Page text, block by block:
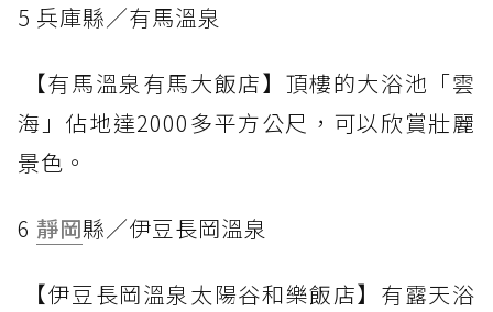
5 兵庫縣／有馬溫泉
【有馬溫泉有馬大飯店】頂樓的大浴池「雲
海」佔地達2000多平方公尺，可以欣賞壯麗
景色。
6 靜岡縣／伊豆長岡溫泉
【伊豆長岡溫泉太陽谷和樂飯店】有露天浴